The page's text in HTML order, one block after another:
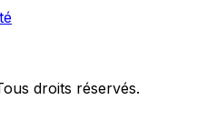
droits réservés.